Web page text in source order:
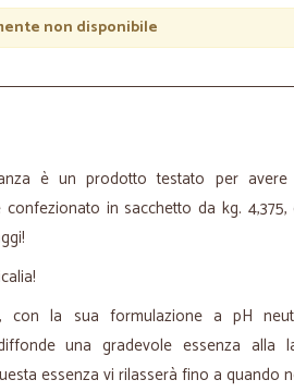
non disponibile
è un prodotto testato per avere
in sacchetto da kg.
con la sua formulazione a pH
una gradevole essenza alla
essenza vi rilasserà fino a quando